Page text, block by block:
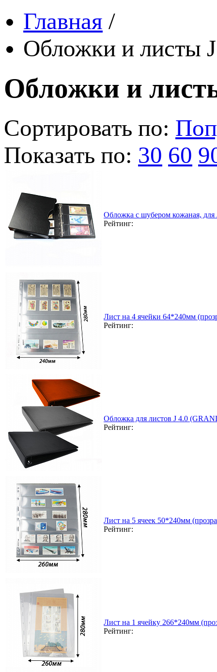
Главная /
Обложки и листы
Обложки и
Сортировать по:
Показать по: 30 60
Обложка с шубером кожаная,
Рейтинг:
Лист на 4 ячейки 64*240мм
Рейтинг:
Обложка для листов J 4.0
Рейтинг:
Лист на 5 ячеек 50*240мм
Рейтинг:
Лист на 1 ячейку 266*240мм
Рейтинг: